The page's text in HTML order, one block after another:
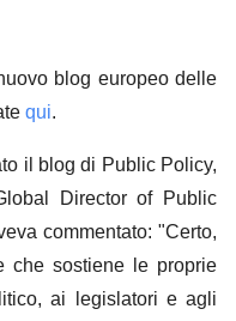
blog europeo delle
qui.
il blog di Public Policy,
Director of Public
commentato: "Certo,
che sostiene le proprie
ai legislatori e agli